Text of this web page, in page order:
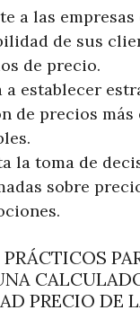
a las
de sus
de precio.
a establecer
de precios más
la toma de
sobre
PRECIO DE